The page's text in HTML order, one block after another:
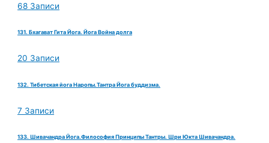
68 Записи
131. Бхагават Гита Йога. Йога Война долга
20 Записи
132. Тибетская йога Наропы.Тантра Йога буддизма.
7 Записи
133. Шивачандра Йога.Философия Принципы Тантры. Шри Юкта Шивачандра.